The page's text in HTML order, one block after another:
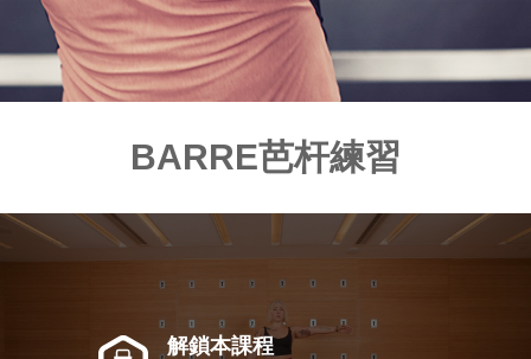
BARRE芭杆練習
解鎖本課程